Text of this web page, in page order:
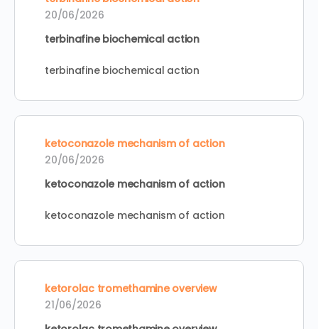
20/06/2026
terbinafine biochemical action
terbinafine biochemical action
ketoconazole mechanism of action
20/06/2026
ketoconazole mechanism of action
ketoconazole mechanism of action
ketorolac tromethamine overview
21/06/2026